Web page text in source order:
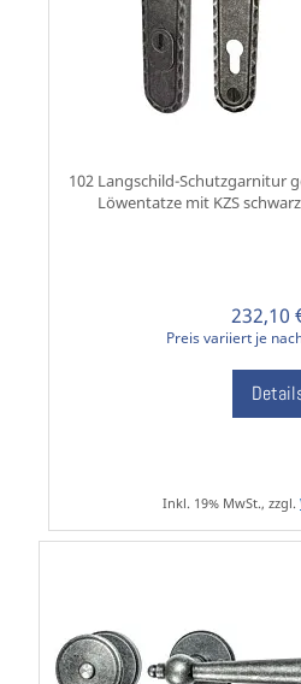
102 Langschild-Schutzgarnitur
Löwentatze mit KZS
232,10
Preis variiert je
Inkl. 19% MwSt., zzgl.